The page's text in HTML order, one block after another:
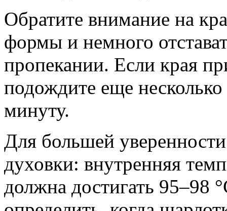
Обратите внимание на
формы и немного
пропекании. Если края
подождите еще
минуту.
Для большей
духовки: внутренняя
должна достигать 95–98